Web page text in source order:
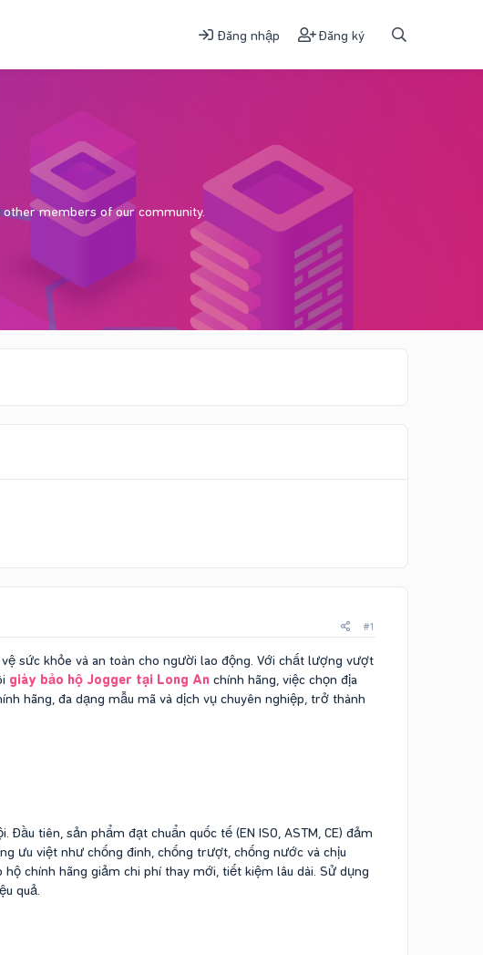
Đăng nhập Đăng ký
members of our community.
#1
sức khỏe và an toàn cho người lao động. Với chất lượng vượt
giày bảo hộ Jogger tại Long An chính hãng, việc chọn địa
hãng, đa dạng mẫu mã và dịch vụ chuyên nghiệp, trở thành
tiên, sản phẩm đạt chuẩn quốc tế (EN ISO, ASTM, CE) đảm
ưu việt như chống đinh, chống trượt, chống nước và chịu
chính hãng giảm chi phí thay mới, tiết kiệm lâu dài. Sử dụng
quả.